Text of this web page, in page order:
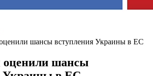
шансы вступления Украины в ЕС
оценили шансы